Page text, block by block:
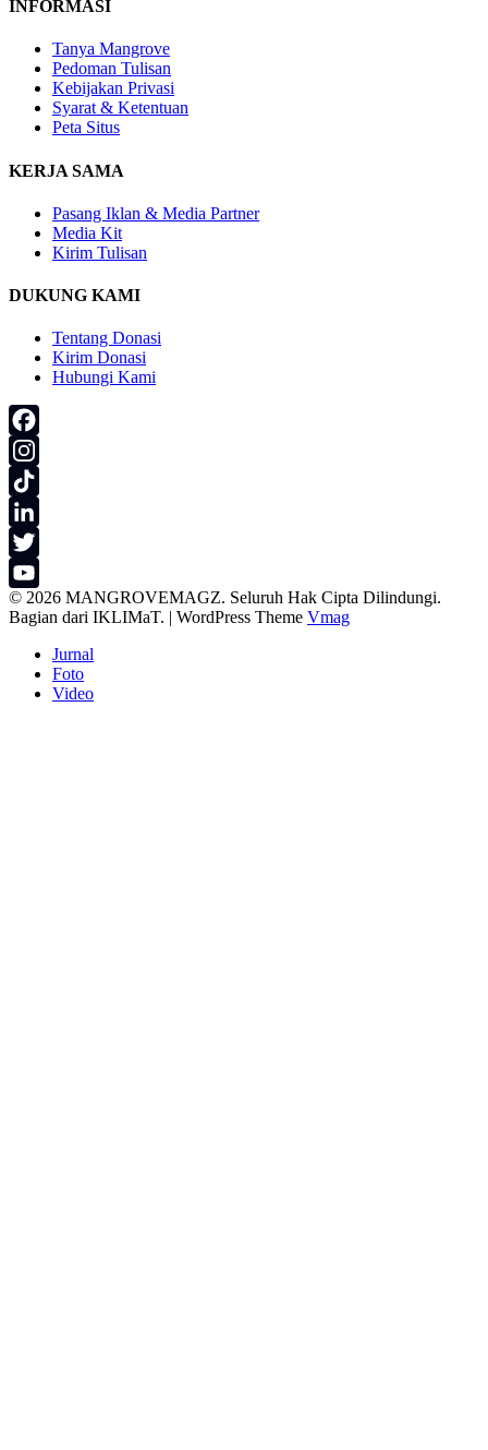
INFORMASI
Tanya Mangrove
Pedoman Tulisan
Kebijakan Privasi
Syarat & Ketentuan
Peta Situs
KERJA SAMA
Pasang Iklan & Media Partner
Media Kit
Kirim Tulisan
DUKUNG KAMI
Tentang Donasi
Kirim Donasi
Hubungi Kami
Facebook
Instagram
TikTok
LinkedIn
Twitter
YouTube
© 2026 MANGROVEMAGZ. Seluruh Hak Cipta Dilindungi.
Bagian dari IKLIMaT. | WordPress Theme Vmag
Jurnal
Foto
Video